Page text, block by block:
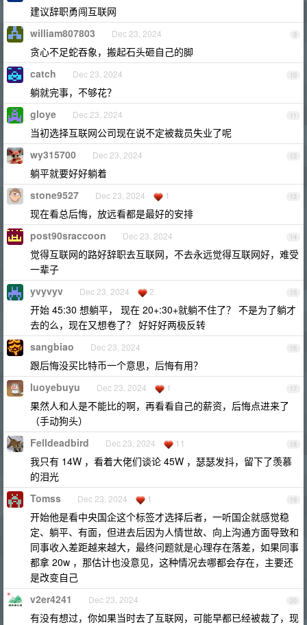
建议辞职勇闯互联网
9
william807803 Dec 23, 2024
贪心不足蛇吞象，搬起石头砸自己的脚
10
catch Dec 23, 2024
躺就完事，不够花？
11
gloye Dec 23, 2024
当初选择互联网公司现在说不定被裁员失业了呢
12
wy315700 Dec 23, 2024
躺平就要好好躺着
13
stone9527 Dec 23, 2024 1
现在看总后悔，放远看都是最好的安排
14
post90sraccoon Dec 23, 2024
觉得互联网的路好辞职去互联网，不去永远觉得互联网好，难受
一辈子
15
yvyvyv Dec 23, 2024 2
开始 45:30 想躺平， 现在 20+:30+就躺不住了？ 不是为了躺才
去的么，现在又想卷了？ 好好好两极反转
16
sangbiao Dec 23, 2024
跟后悔没买比特币一个意思，后悔有用？
17
luoyebuyu Dec 23, 2024 1
果然人和人是不能比的啊，再看看自己的薪资，后悔点进来了
（手动狗头）
18
Felldeadbird Dec 23, 2024 11
我只有 14W ，看着大佬们谈论 45W ，瑟瑟发抖，留下了羡慕
的泪光
19
Tomss Dec 23, 2024 1
开始他是看中央国企这个标签才选择后者，一听国企就感觉稳
定、躺平、有面，但进去后因为人情世故、向上沟通方面导致和
同事收入差距越来越大，最终问题就是心理存在落差，如果同事
都拿 20w ，那估计也没意见，这种情况去哪都会存在，主要还
是改变自己
20
v2er4241 Dec 23, 2024
有没有想过，你如果当时去了互联网，可能早都已经被裁了，现